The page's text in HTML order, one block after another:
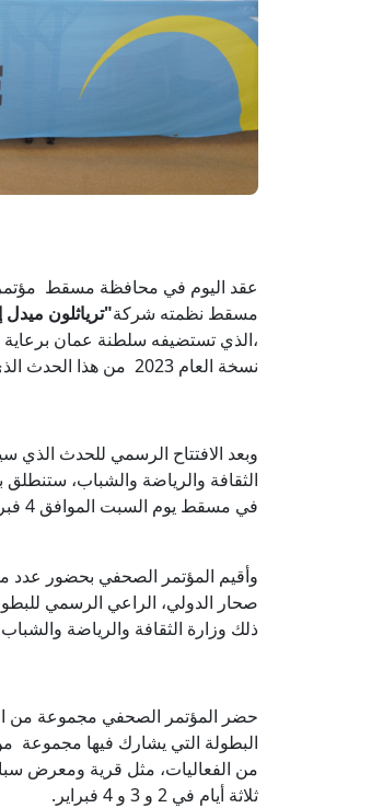
عقد اليوم في محافظة مسقط مؤتمراً
مسقط نظمته شركة"ترياثلون
،الذي تستضيفه سلطنة عمان برعاية
نسخة العام 2023 من هذا الحدث الذي سيجري تنظيمه خلال عطلة نهاية الأسبوع الحالي.
وبعد الافتتاح الرسمي للحدث الذي
في مسقط يوم السبت الموافق 4 فبراير 2023.
وأقيم المؤتمر الصحفي بحضور عدد
صحار الدولي، الراعي الرسمي
ذلك وزارة الثقافة والرياضة
البطولة التي يشارك فيها مجموعة
من الفعاليات، مثل قرية ومعرض
ثلاثة أيام في 2 و 3 و 4 فبراير.